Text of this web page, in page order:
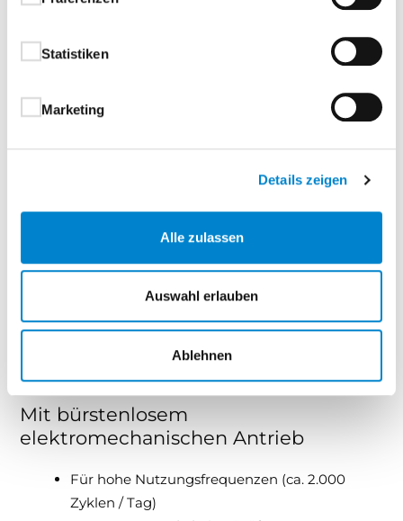
Statistiken
Marketing
Details zeigen
Alle zulassen
Auswahl erlauben
Ablehnen
Vergleichstabelle
Automatische Poller H
Mit bürstenlosem
elektromechanischen Antrieb
Für hohe Nutzungsfrequenzen (ca. 2.000
Zyklen / Tag)